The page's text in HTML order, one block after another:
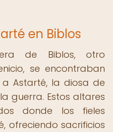
en Biblos
de Biblos, otro
se encontraban
Astarté, la diosa de
guerra. Estos altares
donde los fieles
ofreciendo sacrificios